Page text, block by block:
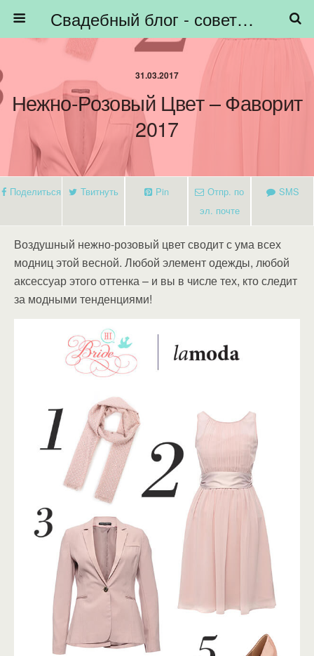
Свадебный блог - советы невестам, подготовка к свадьбе - HiBride
31.03.2017
Нежно-Розовый Цвет – Фаворит
2017
Поделиться Твитнуть Pin
Отпр. по
эл. почте
SMS
Воздушный нежно-розовый цвет сводит с ума всех
модниц этой весной. Любой элемент одежды, любой
аксессуар этого оттенка – и вы в числе тех, кто следит
за модными тенденциями!